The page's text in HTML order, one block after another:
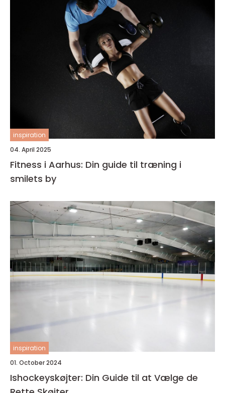
inspiration
04. April 2025
Fitness i Aarhus: Din guide til træning i
smilets by
inspiration
01. October 2024
Ishockeyskøjter: Din Guide til at Vælge de